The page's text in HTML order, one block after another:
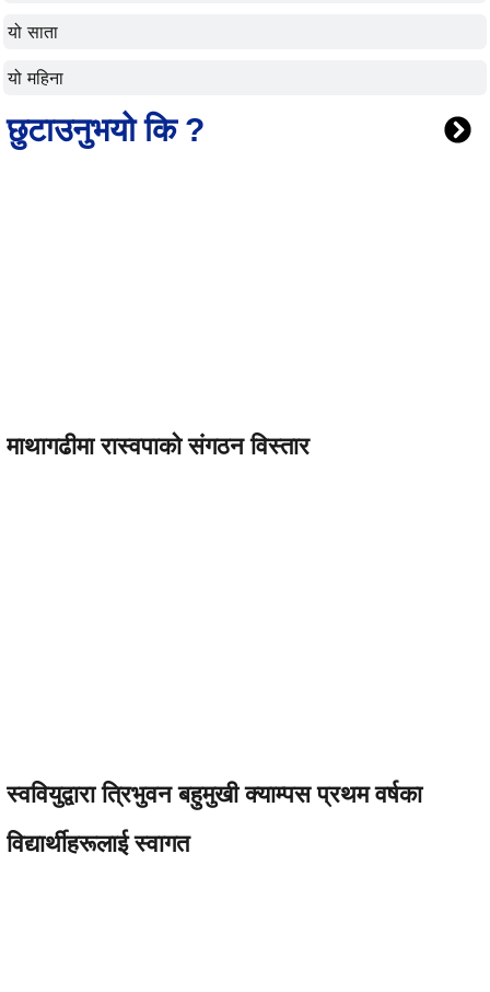
यो साता
यो महिना
छुटाउनुभयो कि ?
माथागढीमा रास्वपाको संगठन विस्तार
स्ववियुद्वारा त्रिभुवन बहुमुखी क्याम्पस प्रथम वर्षका
विद्यार्थीहरूलाई स्वागत